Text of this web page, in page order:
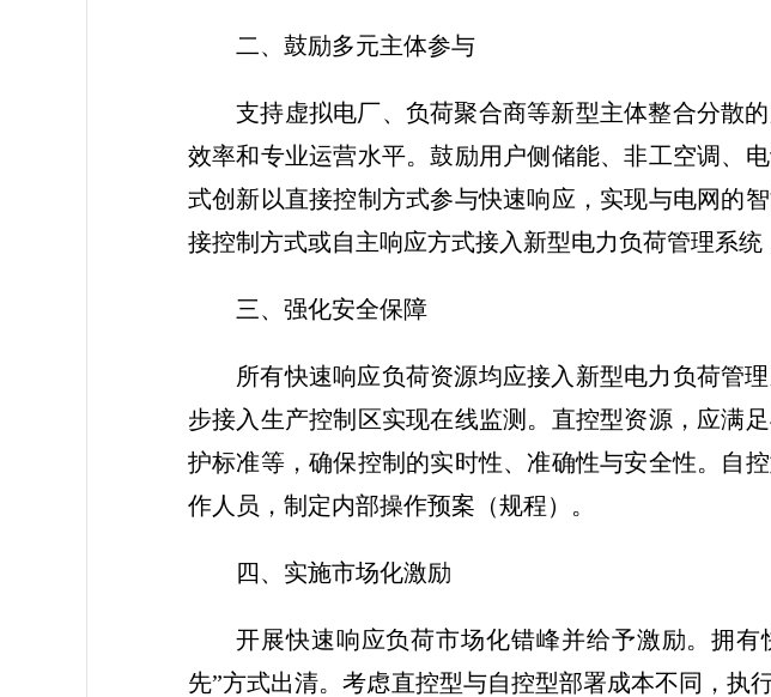
二、鼓励多元主体参与
支持虚拟电厂、负荷聚合商等新型主体整合分散
效率和专业运营水平。鼓励用户侧储能、非工空调、
式创新以直接控制方式参与快速响应，实现与电网的
接控制方式或自主响应方式接入新型电力负荷管理系
三、强化安全保障
所有快速响应负荷资源均应接入新型电力负荷管
步接入生产控制区实现在线监测。直控型资源，应满
护标准等，确保控制的实时性、准确性与安全性。自
作人员，制定内部操作预案（规程）。
四、实施市场化激励
开展快速响应负荷市场化错峰并给予激励。拥
先”方式出清。考虑直控型与自控型部署成本不同，执